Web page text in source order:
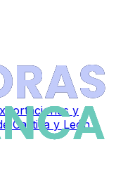
y
Castilla y León